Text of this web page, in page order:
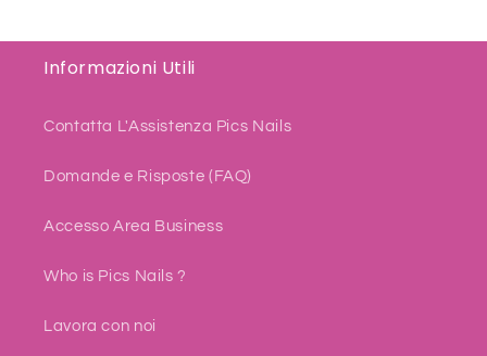
Informazioni Utili
Contatta L'Assistenza Pics Nails
Domande e Risposte (FAQ)
Accesso Area Business
Who is Pics Nails ?
Lavora con noi